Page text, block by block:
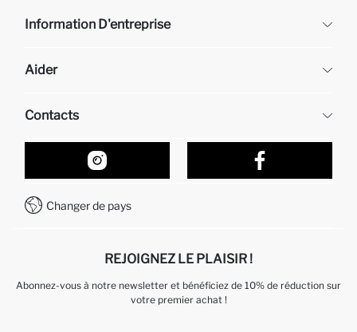
Information D'entreprise
À propos de nous
Aider
Retour et changement
Suivi de la Commande
Comment acheter sur DeFacto ?
Comment payer sur DeFacto?
Contacts
Nos Magasins
Formulaire de contact
Service Client +212 525 076 633
Changer de pays
REJOIGNEZ LE PLAISIR !
Abonnez-vous à notre newsletter et bénéficiez de 10% de réduction sur
votre premier achat !